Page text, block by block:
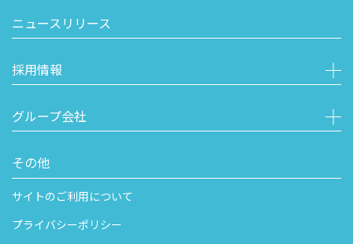
ニュースリリース
採用情報
グループ会社
その他
サイトのご利用について
プライバシーポリシー